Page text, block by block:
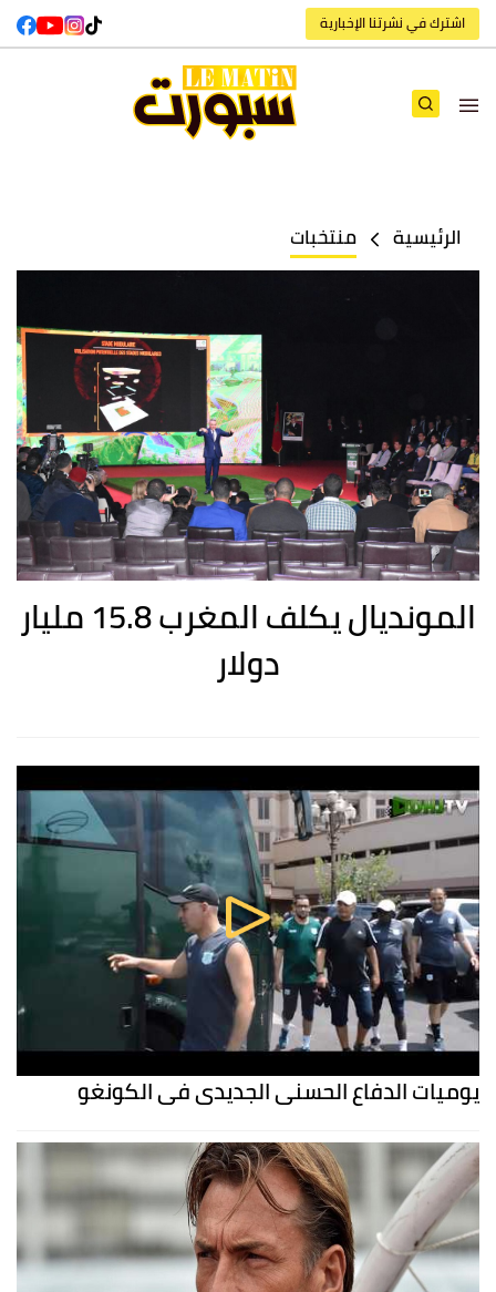
اشترك في نشرتنا الإخبارية
الرئيسية منتخبات
المونديال يكلف المغرب 15.8 مليار
دولار
يوميات الدفاع الحسني الجديدي في الكونغو